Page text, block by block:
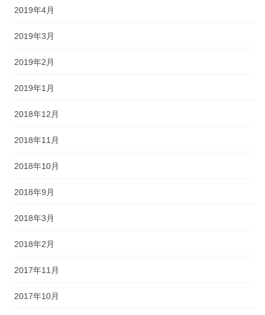
2019年4月
2019年3月
2019年2月
2019年1月
2018年12月
2018年11月
2018年10月
2018年9月
2018年3月
2018年2月
2017年11月
2017年10月